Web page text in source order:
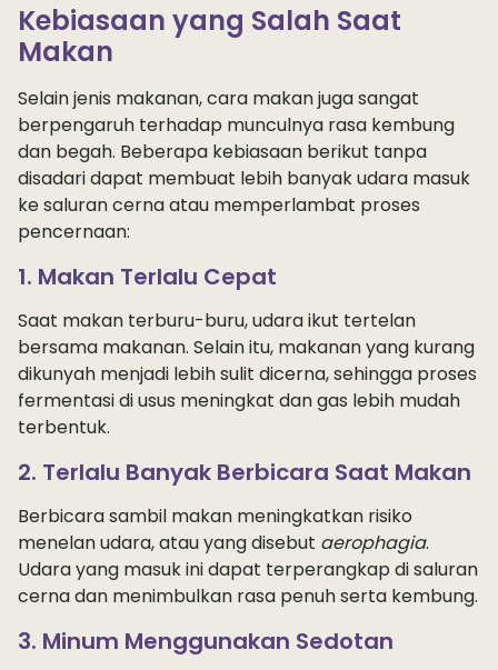
Kebiasaan yang Salah Saat
Makan
Selain jenis makanan, cara makan juga sangat
berpengaruh terhadap munculnya rasa kembung
dan begah. Beberapa kebiasaan berikut tanpa
disadari dapat membuat lebih banyak udara masuk
ke saluran cerna atau memperlambat proses
pencernaan:
1. Makan Terlalu Cepat
Saat makan terburu-buru, udara ikut tertelan
bersama makanan. Selain itu, makanan yang kurang
dikunyah menjadi lebih sulit dicerna, sehingga proses
fermentasi di usus meningkat dan gas lebih mudah
terbentuk.
2. Terlalu Banyak Berbicara Saat Makan
Berbicara sambil makan meningkatkan risiko
menelan udara, atau yang disebut aerophagia.
Udara yang masuk ini dapat terperangkap di saluran
cerna dan menimbulkan rasa penuh serta kembung.
3. Minum Menggunakan Sedotan